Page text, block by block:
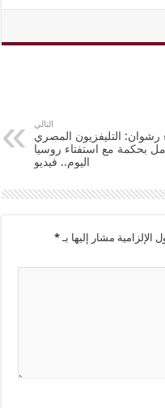
التالي
رشوان: التليفزيون المصري
بحكمة مع استفتاء روسيا
اليوم.. فيديو
الإلزامية مشار إليها بـ*